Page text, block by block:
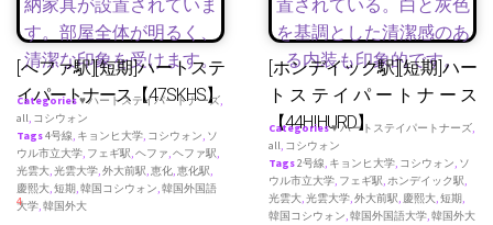
[へファ駅][短期]ハートステ
イパートナース【47SKHS】
Categories♥ ハートステイパートナーズ,
all, コシウォン
Tags4号線, キョンヒ大学, コシウォン, ソ
ウル市立大学, フェギ駅,ヘファ,ヘファ駅,
光雲大,光雲大学,外大前駅,恵化,恵化駅,
慶熙大,短期,韓国コシウォン,韓国外国語
大学,韓国外大
4
[ホンデイック駅][短期]ハー
トステイパートナース
【44HIHURD】
Categories♥ ハートステイパートナーズ,
all, コシウォン
Tags2号線, キョンヒ大学, コシウォン, ソ
ウル市立大学, フェギ駅,ホンデイック駅,
光雲大,光雲大学,外大前駅, 慶熙大,短期,
韓国コシウォン,韓国外国語大学,韓国外大